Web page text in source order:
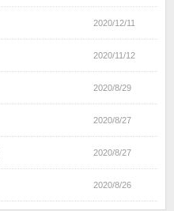
2020/12/11
2020/11/12
2020/8/29
2020/8/27
2020/8/27
2020/8/26